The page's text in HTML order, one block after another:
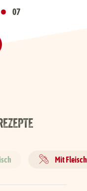
• 07
Mit Fleisch